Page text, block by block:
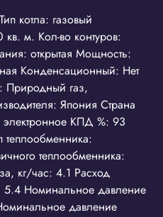
котла: газовый
м. Кол-во контуров:
открытая Мощность:
Конденсационный: Нет
Природный газ,
Япония Страна
КПД %: 93
теплообменника:
теплообменника:
кг/час: 4.1 Расход
5.4 Номинальное давление
давление